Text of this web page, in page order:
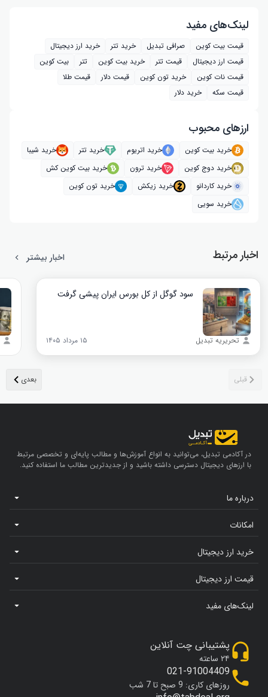
لینک‌های مفید
قیمت بیت کوین صرافی تبدیل خرید تتر
خرید ارز دیجیتال
قیمت ارز دیجیتال
قیمت تتر خرید بیت‌ کوین تتر
بیت کوین
قیمت نات کوین
خرید تون کوین قیمت دلار
قیمت طلا
قیمت سکه
خرید دلار
ارز‌های محبوب
خرید بیت کوین خرید اتریوم خرید تتر
خرید شیبا
خرید دوج کوین
خرید ترون
خرید بیت کوین کش
خرید کاردانو
خرید زیکش
خرید تون کوین
خرید سویی
اخبار مرتبط اخبار بیشتر
سود گوگل از کل بورس ایران پیشی گرفت
تحریریه تبدیل ۱۵ مرداد ۱۴۰۵
در آکادمی تبدیل، می‌توانید به انواع آموزش‌ها و مطالب پایه‌ای و تخصصی مرتبط
با ارزهای دیجیتال دسترسی داشته باشید و از جدیدترین مطالب ما استفاده کنید.
درباره ما
امکانات
خرید ارز دیجیتال
قیمت ارز دیجیتال
لینک‌های مفید
پشتیبانی چت آنلاین
۲۴ ساعته
021-91004409
روزهای کاری: 9 صبح تا 7 شب